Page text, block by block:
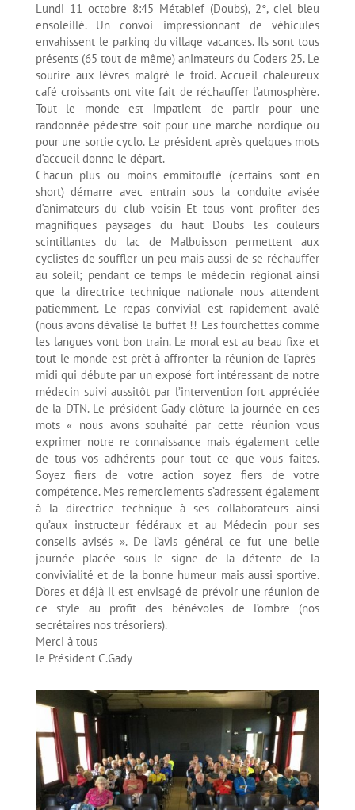
Lundi 11 octobre 8:45 Métabief (Doubs), 2°, ciel bleu
ensoleillé. Un convoi impressionnant de véhicules
envahissent le parking du village vacances. Ils sont tous
présents (65 tout de même) animateurs du Coders 25. Le
sourire aux lèvres malgré le froid. Accueil chaleureux
café croissants ont vite fait de réchauffer l’atmosphère.
Tout le monde est impatient de partir pour une
randonnée pédestre soit pour une marche nordique ou
pour une sortie cyclo. Le président après quelques mots
d’accueil donne le départ.
Chacun plus ou moins emmitouflé (certains sont en
short) démarre avec entrain sous la conduite avisée
d’animateurs du club voisin Et tous vont profiter des
magnifiques paysages du haut Doubs les couleurs
scintillantes du lac de Malbuisson permettent aux
cyclistes de souffler un peu mais aussi de se réchauffer
au soleil; pendant ce temps le médecin régional ainsi
que la directrice technique nationale nous attendent
patiemment. Le repas convivial est rapidement avalé
(nous avons dévalisé le buffet !! Les fourchettes comme
les langues vont bon train. Le moral est au beau fixe et
tout le monde est prêt à affronter la réunion de l’après-
midi qui débute par un exposé fort intéressant de notre
médecin suivi aussitôt par l’intervention fort appréciée
de la DTN. Le président Gady clôture la journée en ces
mots « nous avons souhaité par cette réunion vous
exprimer notre re connaissance mais également celle
de tous vos adhérents pour tout ce que vous faites.
Soyez fiers de votre action soyez fiers de votre
compétence. Mes remerciements s’adressent également
à la directrice technique à ses collaborateurs ainsi
qu’aux instructeur fédéraux et au Médecin pour ses
conseils avisés ». De l’avis général ce fut une belle
journée placée sous le signe de la détente de la
convivialité et de la bonne humeur mais aussi sportive.
D’ores et déjà il est envisagé de prévoir une réunion de
ce style au profit des bénévoles de l’ombre (nos
secrétaires nos trésoriers).
Merci à tous
le Président C.Gady